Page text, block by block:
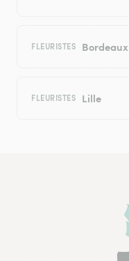
FLEURISTES Bordeaux
FLEURISTES Lille